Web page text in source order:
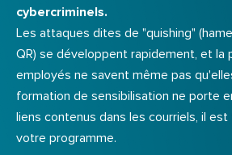
cybercriminels.
Les attaques dites de "quishing"
QR) se développent rapidement, et la
employés ne savent même pas
formation de sensibilisation ne porte
liens contenus dans les courriels, il
votre programme.